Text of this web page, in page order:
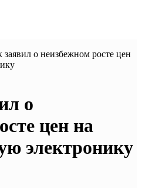
о неизбежном росте цен
о
цен на
электронику